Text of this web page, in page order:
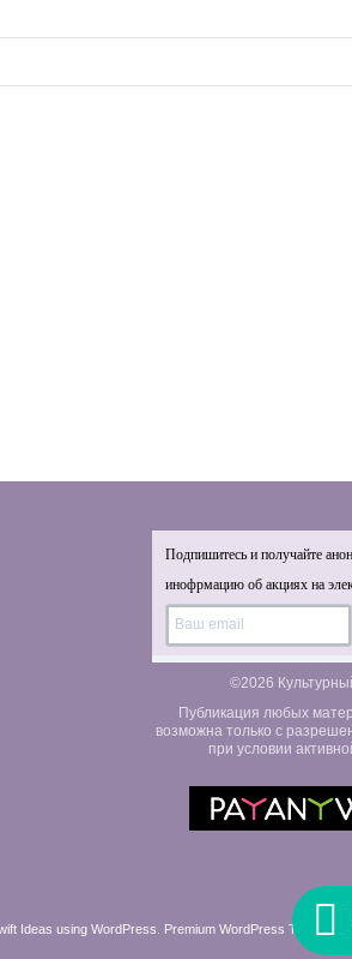
Подпишитесь и получайте
инофрмацию об акциях на
©2026
Публикация любых
возможна только с
при условии
Ideas using WordPress Premium WordPress Themes